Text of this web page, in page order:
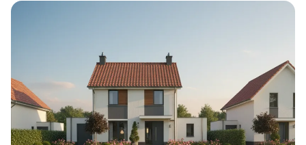
Immobilienmakler Drochtersen beraten
lassen